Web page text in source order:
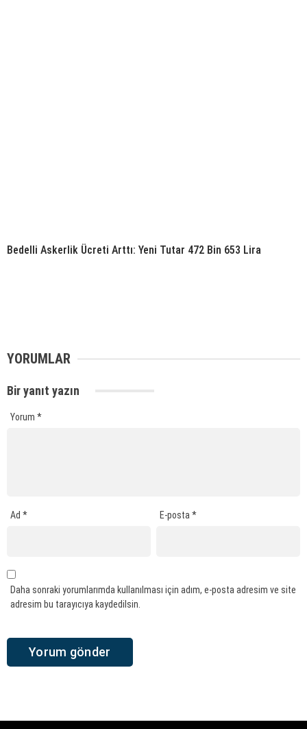
Bedelli Askerlik Ücreti Arttı: Yeni Tutar 472 Bin 653 Lira
YORUMLAR
Bir yanıt yazın
Yorum *
Ad * E-posta*
Daha sonraki yorumlarımda kullanılması için adım, e-posta adresim ve site
adresim bu tarayıcıya kaydedilsin.